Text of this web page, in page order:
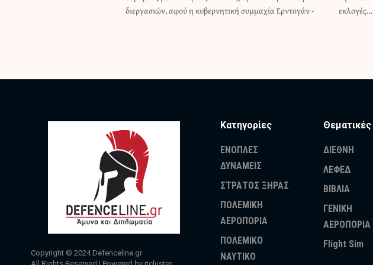
διεργασιών, αφού η κυβερνητική συμμαχία Ερντογάν -
εκλογές…
Copyright © 2024 Defenceline.gr
Κατηγορίες
ΕΝΟΠΛΕΣ
ΔΥΝΑΜΕΙΣ
ΣΤΡΑΤΟΣ ΞΗΡΑΣ
ΠΟΛΕΜΙΚΗ
ΑΕΡΟΠΟΡΙΑ
ΠΟΛΕΜΙΚΟ
ΝΑΥΤΙΚΟ
Θεματικές
ΔΙΕΘΝΗ
ΛΕΦΕΔ
ΒΙΒΛΙΑ
ΓΕΝΙΚΗ
ΑΕΡΟΠΟΡΙΑ
Flight Sim